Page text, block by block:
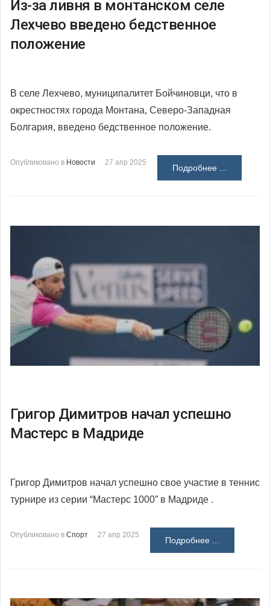
Из-за ливня в монтанском селе
Лехчево введено бедственное
положение
В селе Лехчево, муниципалитет Бойчиновци, что в
окрестностях города Монтана, Северо-Западная
Болгария, введено бедственное положение.
Опубликовано в Новости 27 апр 2025
Подробнее ...
Григор Димитров начал успешно
Мастерс в Мадриде
Григор Димитров начал успешно свое участие в теннис
турнире из серии “Мастерс 1000” в Мадриде .
Опубликовано в Спорт 27 апр 2025
Подробнее ...